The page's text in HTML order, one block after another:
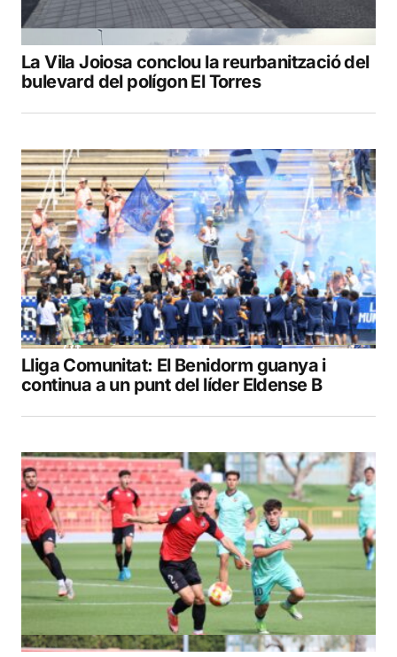
La Vila Joiosa conclou la reurbanització del
bulevard del polígon El Torres
Lliga Comunitat: El Benidorm guanya i
continua a un punt del líder Eldense B